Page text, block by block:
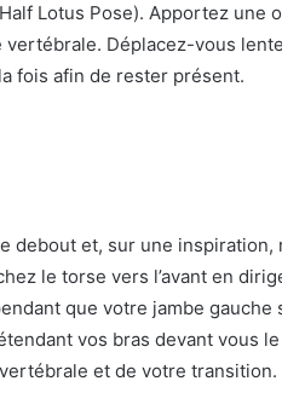
Lotus Pose). Apportez une
Déplacez-vous
fois afin de rester présent.
debout et, sur une inspiration,
le torse vers l’avant en
que votre jambe
vos bras devant vous
et de votre transition.